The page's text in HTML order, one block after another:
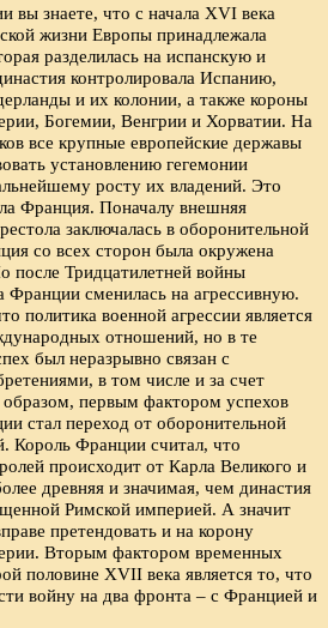
вы знаете, что с начала XVI века
жизни Европы принадлежала
разделилась на испанскую и
контролировала Испанию,
и их колонии, а также короны
Богемии, Венгрии и Хорватии. На
все крупные европейские державы
установлению гегемонии
росту их владений. Это
Франция. Поначалу внешняя
заключалась в оборонительной
со всех сторон была окружена
после Тридцатилетней войны
Франции сменилась на агрессивную.
политика военной агрессии является
отношений, но в те
был неразрывно связан с
в том числе и за счет
первым фактором успехов
стал переход от оборонительной
Король Франции считал, что
происходит от Карла Великого и
древняя и значимая, чем династия
Римской империей. А значит
претендовать и на корону
Вторым фактором временных
половине XVII века является то, что
войну на два фронта – с Францией и